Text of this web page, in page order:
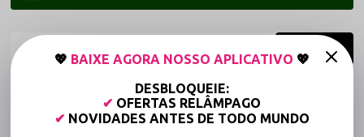
Frete grátis a partir de R$149,90 (Varejo)*
Até 6x Sem Juros (Varejo)
💖 BAIXE AGORA NOSSO APLICATIVO 💖
DESBLOQUEIE:
✔ OFERTAS RELÂMPAGO
✔ NOVIDADES ANTES DE TODO MUNDO